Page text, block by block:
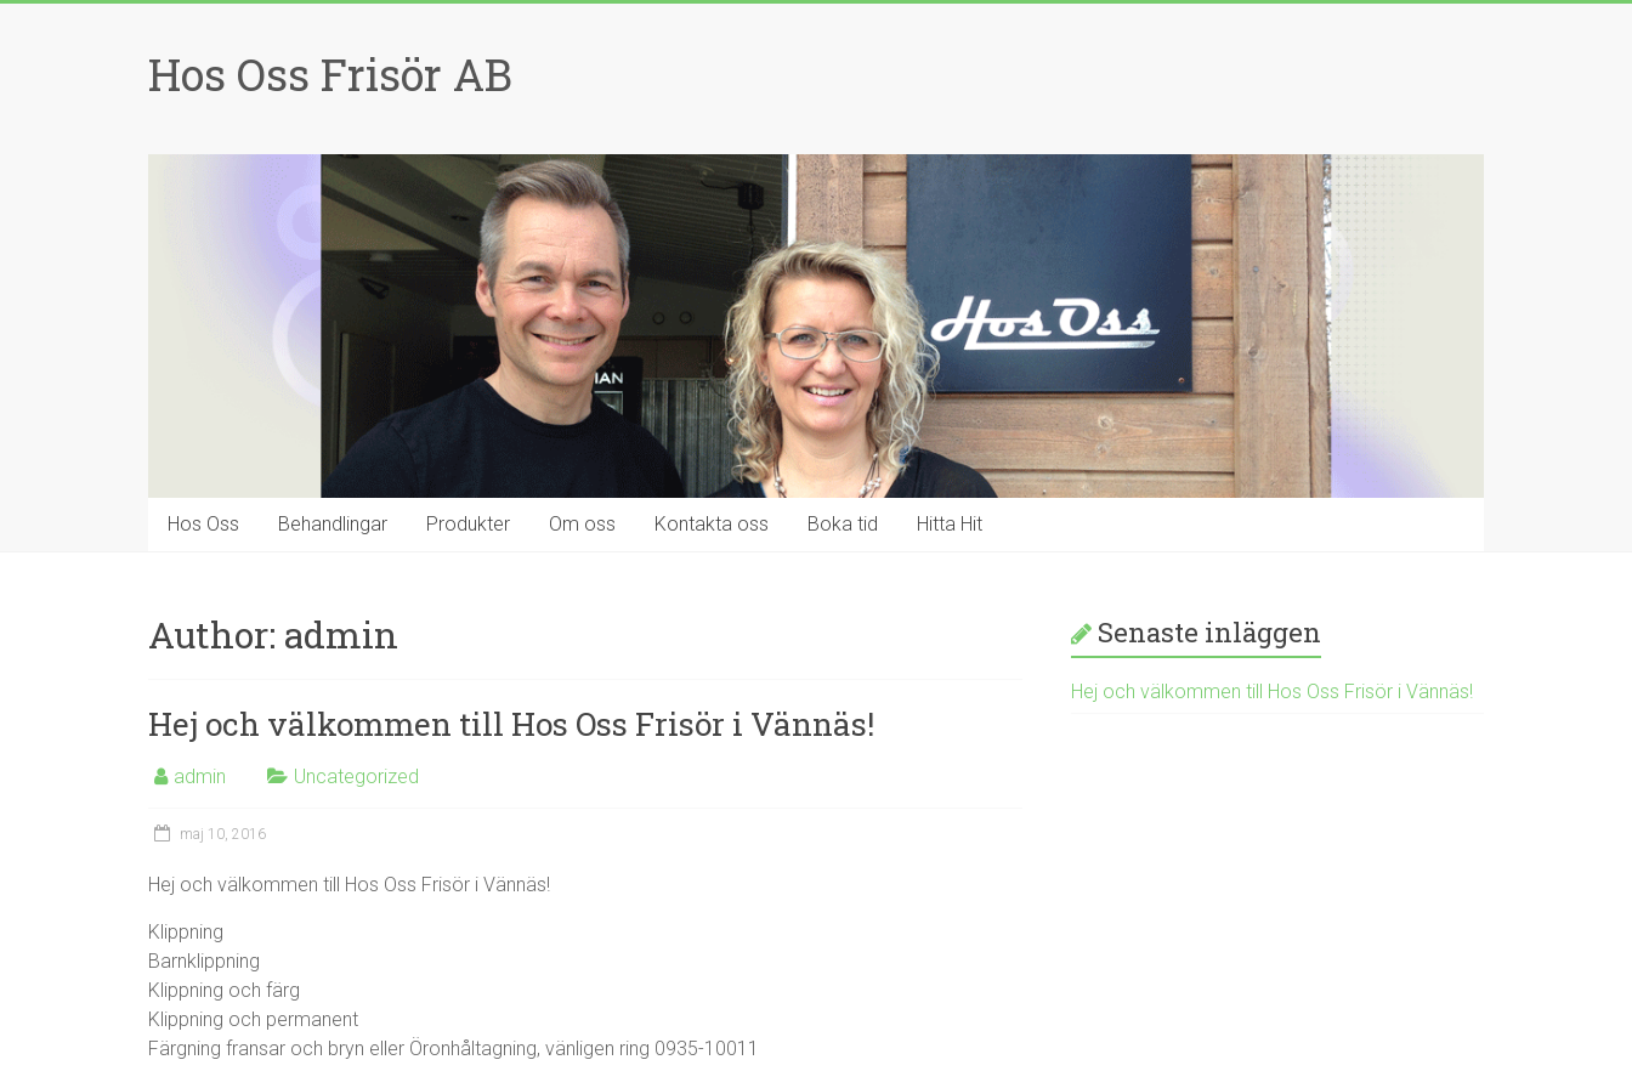
Hos Oss Frisör AB
Hos Oss Behandlingar Produkter Om oss Kontakta oss Boka tid Hitta Hit
Author: admin
Hej och välkommen till Hos Oss Frisör i Vännäs!
admin Uncategorized
maj 10, 2016
Hej och välkommen till Hos Oss Frisör i Vännäs!
Klippning
Barnklippning
Klippning och färg
Klippning och permanent
Färgning fransar och bryn eller Öronhåltagning, vänligen ring 0935-10011
Senaste inläggen
Hej och välkommen till Hos Oss Frisör i Vännäs!